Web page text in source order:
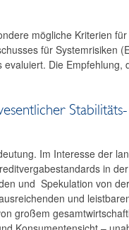
mögliche Kriterien
für Systemrisiken
Die Empfehlung,
Im Interesse der
in der
und Spekulation von der
und
großem